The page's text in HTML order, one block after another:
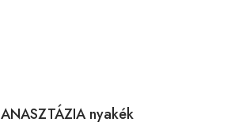
ANASZTÁZIA nyakék